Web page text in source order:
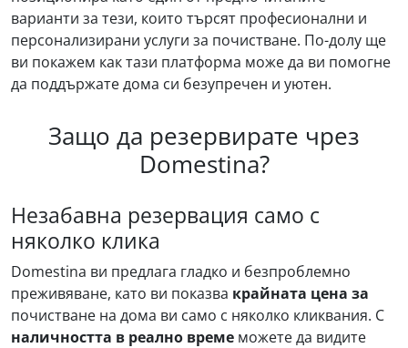
варианти за тези, които търсят професионални и
персонализирани услуги за почистване. По-долу ще
ви покажем как тази платформа може да ви помогне
да поддържате дома си безупречен и уютен.
Защо да резервирате чрез
Domestina?
Незабавна резервация само с
няколко клика
Domestina ви предлага гладко и безпроблемно
преживяване, като ви показва крайната цена за
почистване на дома ви само с няколко кликвания. С
наличността в реално време можете да видите